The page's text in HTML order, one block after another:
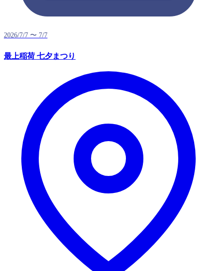
2026/7/7 〜 7/7
最上稲荷 七夕まつり